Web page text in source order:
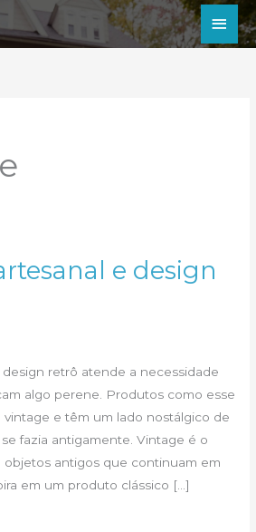
e design
design retrô atende a necessidade
algo perene. Produtos como esse
e têm um lado nostálgico de
fazia antigamente. Vintage é o
objetos antigos que continuam em
em um produto clássico […]